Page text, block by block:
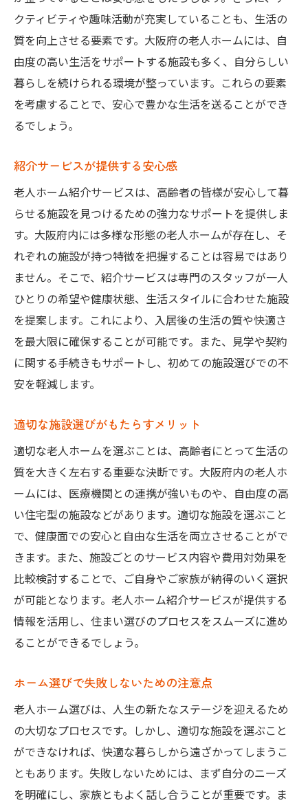
クティビティや趣味活動が充実していることも、生活の
質を向上させる要素です。大阪府の老人ホームには、自
由度の高い生活をサポートする施設も多く、自分らしい
暮らしを続けられる環境が整っています。これらの要素
を考慮することで、安心で豊かな生活を送ることができ
るでしょう。
紹介サービスが提供する安心感
老人ホーム紹介サービスは、高齢者の皆様が安心して暮
らせる施設を見つけるための強力なサポートを提供しま
す。大阪府内には多様な形態の老人ホームが存在し、そ
れぞれの施設が持つ特徴を把握することは容易ではあり
ません。そこで、紹介サービスは専門のスタッフが一人
ひとりの希望や健康状態、生活スタイルに合わせた施設
を提案します。これにより、入居後の生活の質や快適さ
を最大限に確保することが可能です。また、見学や契約
に関する手続きもサポートし、初めての施設選びでの不
安を軽減します。
適切な施設選びがもたらすメリット
適切な老人ホームを選ぶことは、高齢者にとって生活の
質を大きく左右する重要な決断です。大阪府内の老人ホ
ームには、医療機関との連携が強いものや、自由度の高
い住宅型の施設などがあります。適切な施設を選ぶこと
で、健康面での安心と自由な生活を両立させることがで
きます。また、施設ごとのサービス内容や費用対効果を
比較検討することで、ご自身やご家族が納得のいく選択
が可能となります。老人ホーム紹介サービスが提供する
情報を活用し、住まい選びのプロセスをスムーズに進め
ることができるでしょう。
ホーム選びで失敗しないための注意点
老人ホーム選びは、人生の新たなステージを迎えるため
の大切なプロセスです。しかし、適切な施設を選ぶこと
ができなければ、快適な暮らしから遠ざかってしまうこ
ともあります。失敗しないためには、まず自分のニーズ
を明確にし、家族ともよく話し合うことが重要です。ま